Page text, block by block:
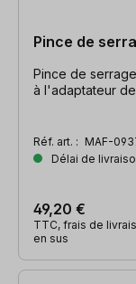
Pince de
Pince de
à l'adaptateur
Réf. art. : MAF-
Délai de
49,20 €
TTC, frais de
en sus